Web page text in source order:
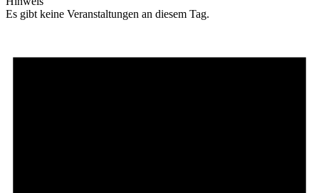
Es gibt keine Veranstaltungen an diesem Tag.